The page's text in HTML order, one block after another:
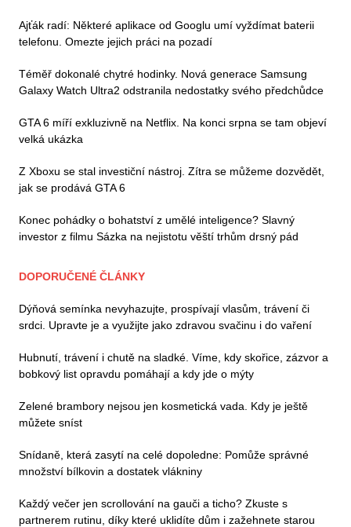
Ajťák radí: Některé aplikace od Googlu umí vyždímat baterii
telefonu. Omezte jejich práci na pozadí
Téměř dokonalé chytré hodinky. Nová generace Samsung
Galaxy Watch Ultra2 odstranila nedostatky svého předchůdce
GTA 6 míří exkluzivně na Netflix. Na konci srpna se tam objeví
velká ukázka
Z Xboxu se stal investiční nástroj. Zítra se můžeme dozvědět,
jak se prodává GTA 6
Konec pohádky o bohatství z umělé inteligence? Slavný
investor z filmu Sázka na nejistotu věští trhům drsný pád
DOPORUČENÉ ČLÁNKY
Dýňová semínka nevyhazujte, prospívají vlasům, trávení či
srdci. Upravte je a využijte jako zdravou svačinu i do vaření
Hubnutí, trávení i chutě na sladké. Víme, kdy skořice, zázvor a
bobkový list opravdu pomáhají a kdy jde o mýty
Zelené brambory nejsou jen kosmetická vada. Kdy je ještě
můžete sníst
Snídaně, která zasytí na celé dopoledne: Pomůže správné
množství bílkovin a dostatek vlákniny
Každý večer jen scrollování na gauči a ticho? Zkuste s
partnerem rutinu, díky které uklidíte dům i zažehnete starou